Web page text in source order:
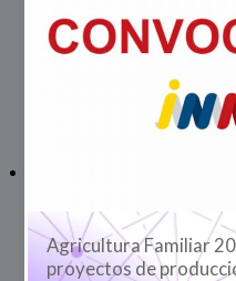
Agricultura Familiar
proyectos de